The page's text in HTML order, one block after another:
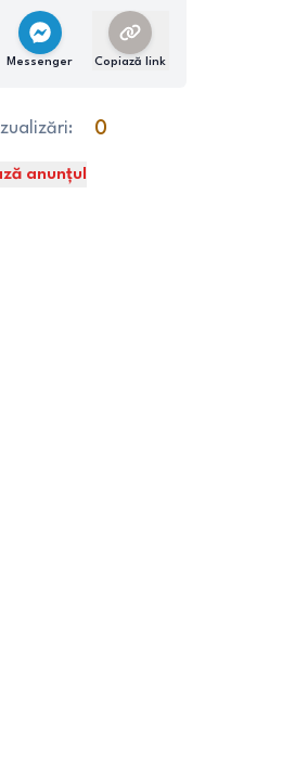
Messenger Copiază link
0
anunțul